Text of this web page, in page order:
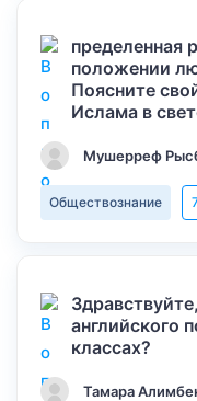
пределенная
положении
Поясните
Ислама в
Мушерреф
Обществознание
английского
классах?
Тамара